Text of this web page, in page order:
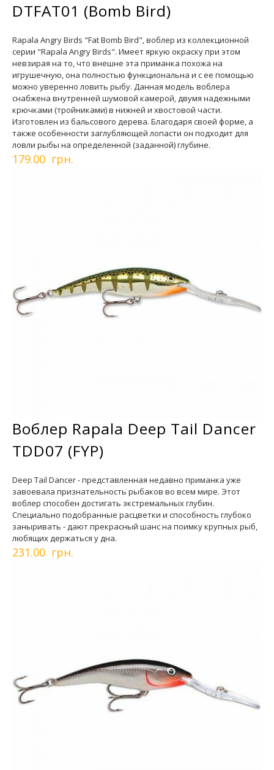
DTFAT01 (Bomb Bird)
Rapala Angry Birds "Fat Bomb Bird", воблер из коллекционной
серии "Rapala Angry Birds". Имеет яркую окраску при этом
невзирая на то, что внешне эта приманка похожа на
игрушечную, она полностью функциональна и с ее помощью
можно уверенно ловить рыбу. Данная модель воблера
снабжена внутренней шумовой камерой, двумя надежными
крючками (тройниками) в нижней и хвостовой части.
Изготовлен из бальсового дерева. Благодаря своей форме, а
также особенности заглубляющей лопасти он подходит для
ловли рыбы на определенной (заданной) глубине.
179.00 грн.
Воблер Rapala Deep Tail Dancer
TDD07 (FYP)
Deep Tail Dancer - представленная недавно приманка уже
завоевала признательность рыбаков во всем мире. Этот
воблер способен достигать экстремальных глубин.
Специально подобранные расцветки и способность глубоко
заныривать - дают прекрасный шанс на поимку крупных рыб,
любящих держаться у дна.
231.00 грн.